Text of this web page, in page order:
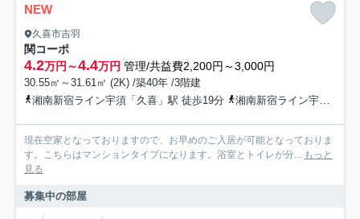
NEW
久喜市吉羽
関コーポ
4.2万円～4.4万円 管理/共益費2,200円～3,000円
30.55㎡～31.61㎡ (2K) /築40年 /3階建
湘南新宿ライン宇須「久喜」駅 徒歩19分
湘南新宿ライン宇須「久喜」駅 バス3分 「高田」 停歩2分
現在空家となっておりますので、お早めのご入居が可能となっておりま
す。こちらはマンションタイプになります。浴室とトイレが分... もっと
見る
募集中の部屋